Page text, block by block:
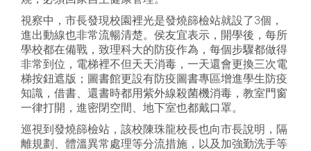
視察中，市長發現校園裡光是發燒篩檢站就設了3個，
進出動線也非常流暢清楚。侯友宜表示，開學後，每所
學校都在備戰，致理科大的防疫作為，每個步驟都做得
非常到位，電梯裡不但天天消毒，一天還會更換三次電
梯按鈕遮版；圖書館更設有防疫圖書專區增進學生防疫
知識，借書、還書時都用紫外線殺菌機消毒，教室門窗
一律打開，進密閉空間、地下室也都戴口罩。
巡視到發燒篩檢站，該校陳珠龍校長也向市長說明，隔
離規劃、體溫異常處理等分流措施，以及加強勤洗手等